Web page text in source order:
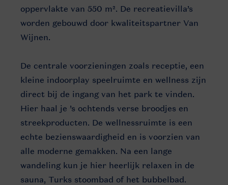
oppervlakte van 550 m². De recreatievilla’s
worden gebouwd door kwaliteitspartner Van
Wijnen.
De centrale voorzieningen zoals receptie, een
kleine indoorplay speelruimte en wellness zijn
direct bij de ingang van het park te vinden.
Hier haal je ’s ochtends verse broodjes en
streekproducten. De wellnessruimte is een
echte bezienswaardigheid en is voorzien van
alle moderne gemakken. Na een lange
wandeling kun je hier heerlijk relaxen in de
sauna, Turks stoombad of het bubbelbad.